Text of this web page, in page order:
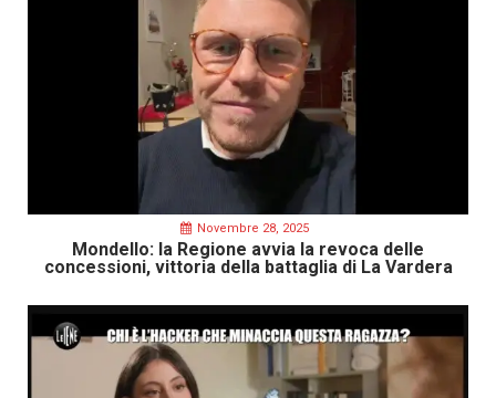
Novembre 28, 2025
Mondello: la Regione avvia la revoca delle
concessioni, vittoria della battaglia di La Vardera